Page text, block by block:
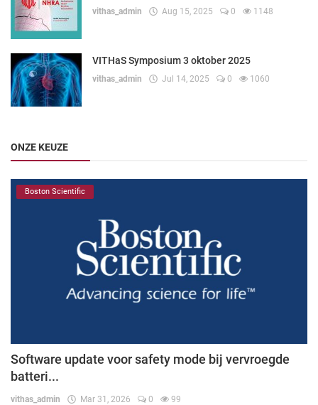
vithas_admin Aug 15, 2025 0 1148
VITHaS Symposium 3 oktober 2025
vithas_admin Jul 14, 2025 0 1060
ONZE KEUZE
Boston Scientific
Software update voor safety mode bij vervroegde
batteri...
vithas_admin Mar 31, 2026 0 99